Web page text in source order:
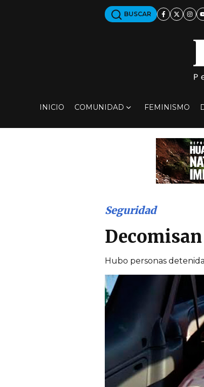
BUSCAR
INICIO COMUNIDAD FEMINISMO
Seguridad
Hubo personas